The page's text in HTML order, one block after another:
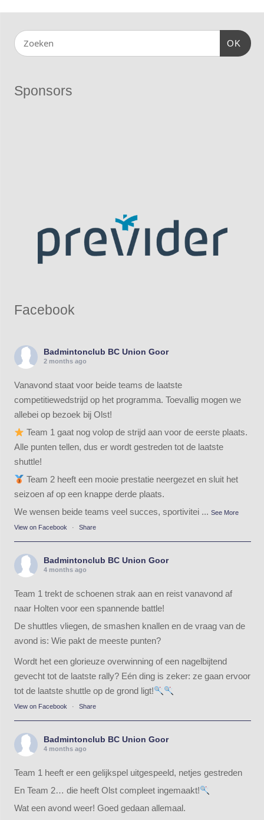
OK
Sponsors
Facebook
Badmintonclub BC Union Goor
2 months ago
Vanavond staat voor beide teams de laatste
competitiewedstrijd op het programma. Toevallig mogen we
allebei op bezoek bij Olst!
Team 1 gaat nog volop de strijd aan voor de eerste plaats.
Alle punten tellen, dus er wordt gestreden tot de laatste
shuttle!
Team 2 heeft een mooie prestatie neergezet en sluit het
seizoen af op een knappe derde plaats.
We wensen beide teams veel succes, sportivitei ... See More
View on Facebook · Share
Badmintonclub BC Union Goor
4 months ago
Team 1 trekt de schoenen strak aan en reist vanavond af
naar Holten voor een spannende battle!
De shuttles vliegen, de smashen knallen en de vraag van de
avond is: Wie pakt de meeste punten?
Wordt het een glorieuze overwinning of een nagelbijtend
gevecht tot de laatste rally? Eén ding is zeker: ze gaan ervoor
tot de laatste shuttle op de grond ligt!
View on Facebook · Share
Badmintonclub BC Union Goor
4 months ago
Team 1 heeft er een gelijkspel uitgespeeld, netjes gestreden
En Team 2… die heeft Olst compleet ingemaakt!
Wat een avond weer! Goed gedaan allemaal.